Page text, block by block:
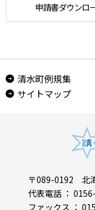
申請書ダウンロ
清水町例規集
サイトマップ
〒089-0192 北
代表電話 ：
ファックス ：